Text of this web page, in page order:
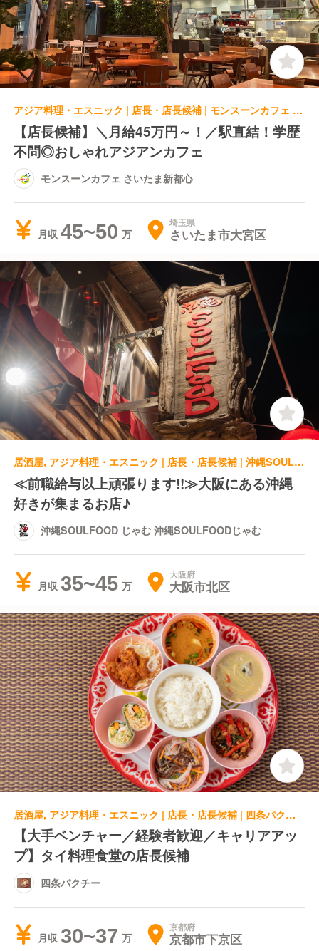
アジア料理・エスニック | 店長・店長候補 | モンスーンカフェ さいたま新都心
【店長候補】＼月給45万円～！／駅直結！学歴
不問◎おしゃれアジアンカフェ
モンスーンカフェ さいたま新都心
月収 45~50 埼玉県
さいたま市大宮区
居酒屋, アジア料理・エスニック | 店長・店長候補 | 沖縄SOULFOOD じゃむ 沖縄SOULFOODじゃむ
≪前職給与以上頑張ります!!≫大阪にある沖縄
好きが集まるお店♪
沖縄SOULFOOD じゃむ 沖縄SOULFOODじゃむ
月収 35~45 大阪府
大阪市北区
居酒屋, アジア料理・エスニック | 店長・店長候補 | 四条パクチー
【大手ベンチャー／経験者歓迎／キャリアアッ
プ】タイ料理食堂の店長候補
四条パクチー
月収 30~37 京都府
京都市下京区